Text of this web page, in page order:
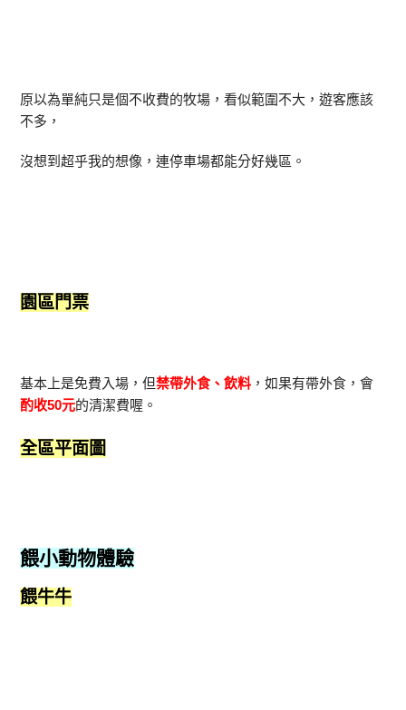
原以為單純只是個不收費的牧場，看似範圍不大，遊客應該
不多，
沒想到超乎我的想像，連停車場都能分好幾區。
園區門票
基本上是免費入場，但禁帶外食、飲料 ，如果有帶外食，會
酌收50元的清潔費喔。
全區平面圖
餵小動物體驗
餵牛牛